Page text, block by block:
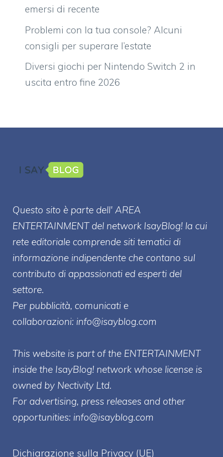
emersi di recente
Problemi con la tua console? Alcuni
consigli per superare l’estate
Diversi giochi per Nintendo Switch 2 in
uscita entro fine 2026
Questo sito è parte dell' AREA
ENTERTAINMENT del network IsayBlog! la cui
rete editoriale comprende siti tematici di
informazione indipendente che contano sul
contributo di appassionati ed esperti del
settore.
Per pubblicità, comunicati e
collaborazioni: info@isayblog.com
This website is part of the ENTERTAINMENT
inside the IsayBlog! network whose license is
owned by Nectivity Ltd.
For advertising, press releases and other
opportunities: info@isayblog.com
Dichiarazione sulla Privacy (UE)